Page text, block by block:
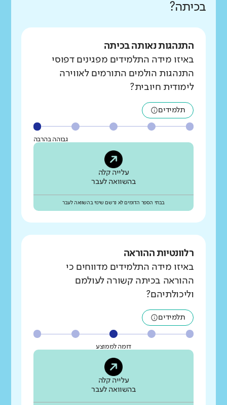
בכיתה?
התנהגות נאותה בכיתה
באיזו מידה התלמידים מפגינים דפוסי
התנהגות הולמים התורמים לאווירה
לימודית חיובית?
תלמידים
גבוהה בהרבה
עלייה קלה
בהשוואה לעבר
בבתי הספר הדומים לא נרשם שינוי בהשוואה לעבר
רלוונטיות ההוראה
באיזו מידה התלמידים מדווחים כי
ההוראה בכיתה קשורה לעולמם
וליכולתיהם?
תלמידים
דומה לממוצע
עלייה קלה
בהשוואה לעבר